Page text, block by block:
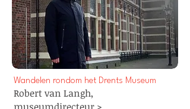
Wandelen rondom het Drents Museum
Robert van Langh,